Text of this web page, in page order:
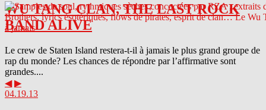
WU TANG CLAN, THE LAST ROCK
BAND ALIVE
Le crew de Staten Island restera-t-il à jamais le plus grand groupe de
rap du monde? Les chances de répondre par l’affirmative sont
grandes....
◀ ▶
04.19.13